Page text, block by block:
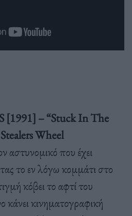
[1991] – “Stuck In The
Wheel
αστυνομικό που έχει
το εν λόγω κομμάτι στο
κόβει το αφτί του
κινηματογραφική